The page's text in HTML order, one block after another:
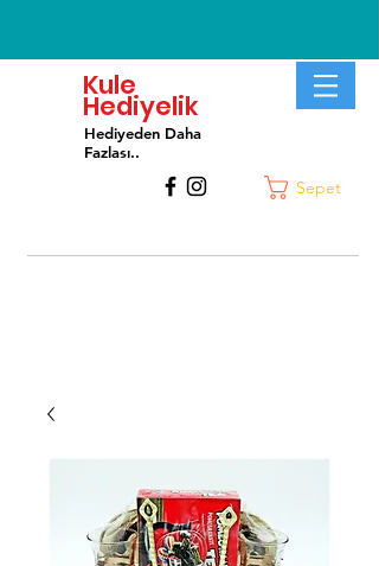
Kule
Hediyelik
Hediyeden Daha
Fazlası..
Sepet